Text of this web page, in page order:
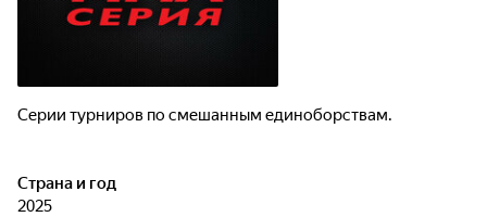
Серии турниров по смешанным единоборствам.
Страна и год
2025